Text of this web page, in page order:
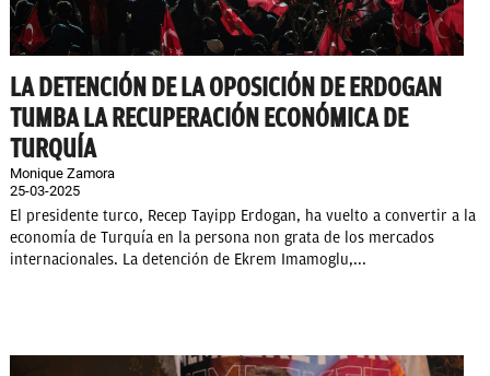
LA DETENCIÓN DE LA OPOSICIÓN DE ERDOGAN
TUMBA LA RECUPERACIÓN ECONÓMICA DE
TURQUÍA
Monique Zamora
25-03-2025
El presidente turco, Recep Tayipp Erdogan, ha vuelto a convertir a la
economía de Turquía en la persona non grata de los mercados
internacionales. La detención de Ekrem Imamoglu,...